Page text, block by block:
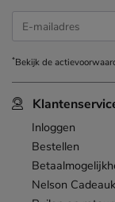
Inloggen
Bestellen
Nelson
E-mailadres
*Bekijk de